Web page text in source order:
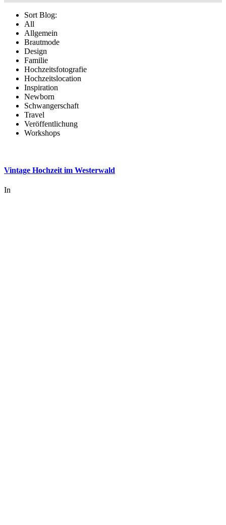
Sort Blog:
All
Allgemein
Brautmode
Design
Familie
Hochzeitsfotografie
Hochzeitslocation
Inspiration
Newborn
Schwangerschaft
Travel
Veröffentlichung
Workshops
Vintage Hochzeit im Westerwald
In